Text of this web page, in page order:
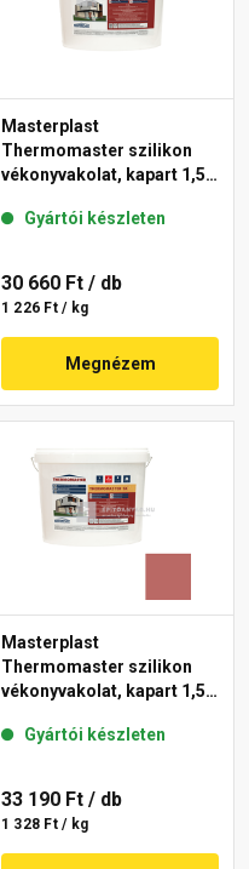
Masterplast
Thermomaster szilikon
vékonyvakolat, kapart 1,5
Gyártói készleten
30 660 Ft / db
1 226 Ft / kg
Megnézem
Masterplast
Thermomaster szilikon
vékonyvakolat, kapart 1,5
Gyártói készleten
33 190 Ft / db
1 328 Ft / kg